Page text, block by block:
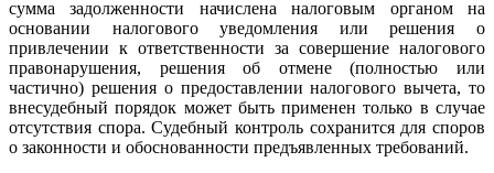
сумма задолженности начислена налоговым органом на
основании налогового уведомления или решения о
привлечении к ответственности за совершение налогового
правонарушения, решения об отмене (полностью или
частично) решения о предоставлении налогового вычета, то
внесудебный порядок может быть применен только в случае
отсутствия спора. Судебный контроль сохранится для споров
о законности и обоснованности предъявленных требований.